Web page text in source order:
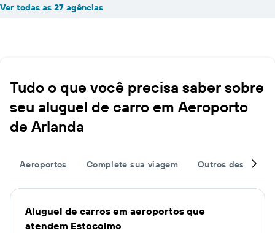
Ver todas as 27 agências
Tudo o que você precisa saber sobre
seu aluguel de carro em Aeroporto
de Arlanda
Aeroportos Complete sua viagem Outros destinos
Aluguel de carros em aeroportos que
atendem Estocolmo